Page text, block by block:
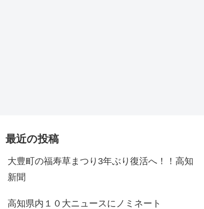
最近の投稿
大豊町の福寿草まつり3年ぶり復活へ！！高知
新聞
高知県内１０大ニュースにノミネート